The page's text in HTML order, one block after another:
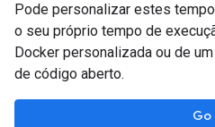
Pode personalizar estes
o seu próprio tempo de
Docker personalizada ou de
de código aberto.
Go